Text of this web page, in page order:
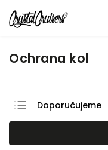
Ochrana kol
Doporučujeme
Nejlevnější
Nejdražší